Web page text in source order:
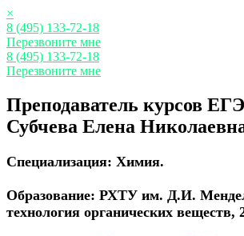
×
8 (495) 133-72-18
Перезвоните мне
8 (495) 133-72-18
Перезвоните мне
Преподаватель курсов
Субчева Елена
Специализация: Химия.
Образование: РХТУ им. Д.И.
технология органических веществ,